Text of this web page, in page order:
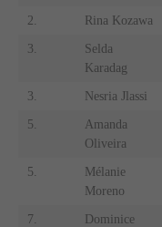
2. Rina Kozawa
3.
Selda
Karadag
3. Nesria Jlassi
5.
Amanda
Oliveira
5.
Mélanie
Moreno
7.
Dominice